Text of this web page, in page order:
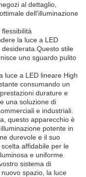
al dettaglio,
dell'illuminazione
la luce a LED
stile
uno sguardo pulito
luce a LED lineare High
consumando un
durature e
una soluzione di
e industriali.
questo apparecchio è
potente in
durevole e il suo
affidabile per le
e uniforme.
sistema di
spazio, la luce